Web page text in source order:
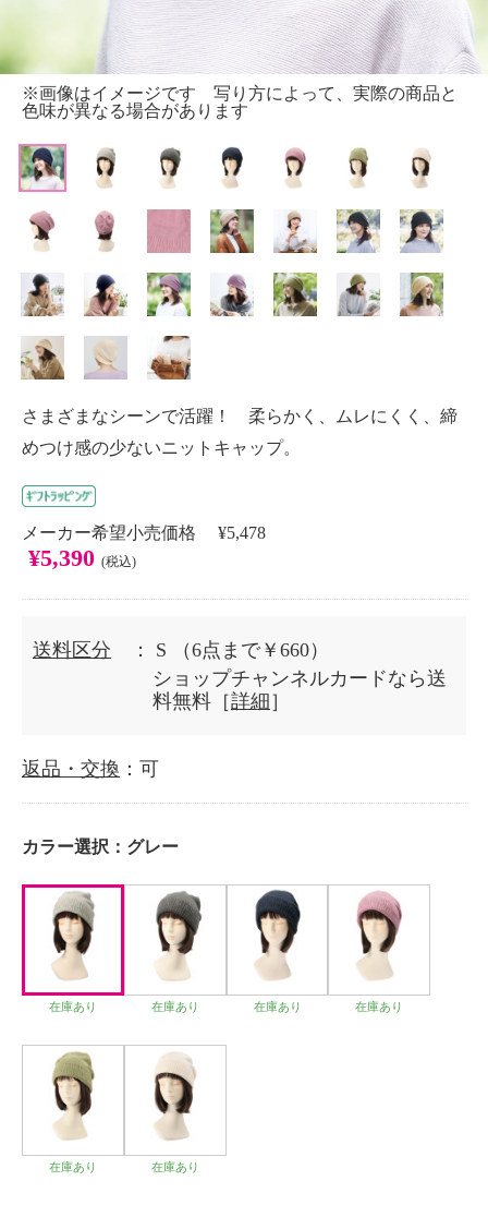
※画像はイメージです 写り方によって、実際の商品と
色味が異なる場合があります
さまざまなシーンで活躍！ 柔らかく、ムレにくく、締
めつけ感の少ないニットキャップ。
メーカー希望小売価格 ¥5,478
¥5,390 (税込)
送料区分 ： S
（6点まで￥660）
ショップチャンネルカードなら送
料無料［詳細 ］
返品・交換 ：可
カラー選択： グレー
在庫あり 在庫あり 在庫あり 在庫あり
在庫あり 在庫あり